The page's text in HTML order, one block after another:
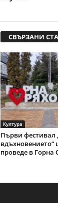
СВЪРЗАНИ
Култура
Първи фестивал
вдъхновението“
проведе в Горна